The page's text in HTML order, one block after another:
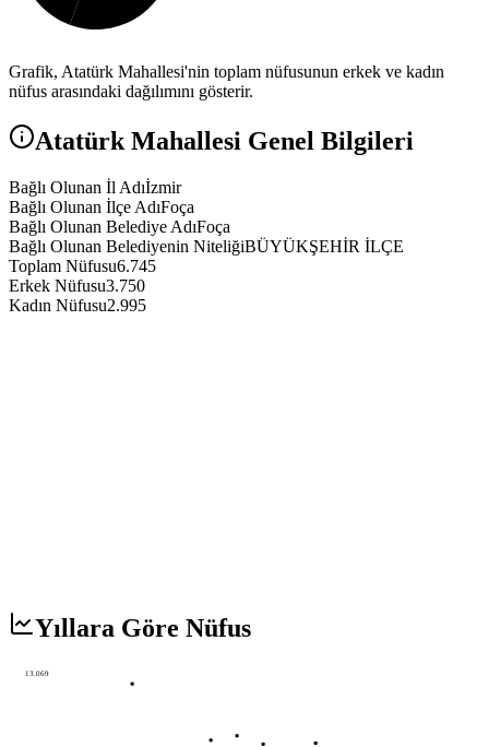
Grafik, Atatürk Mahallesi'nin toplam nüfusunun erkek ve kadın
nüfus arasındaki dağılımını gösterir.
Atatürk Mahallesi Genel Bilgileri
Bağlı Olunan İl Adıİzmir
Bağlı Olunan İlçe AdıFoça
Bağlı Olunan Belediye AdıFoça
Bağlı Olunan Belediyenin NiteliğiBÜYÜKŞEHİR İLÇE
Toplam Nüfusu6.745
Erkek Nüfusu3.750
Kadın Nüfusu2.995
Yıllara Göre Nüfus
13.069